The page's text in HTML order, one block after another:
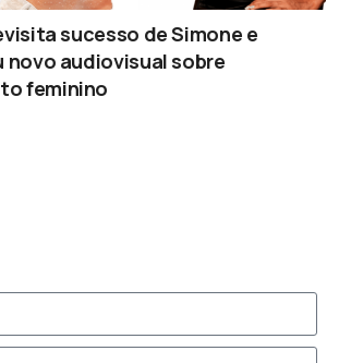
sucesso de Simone e
novo audiovisual sobre
feminino